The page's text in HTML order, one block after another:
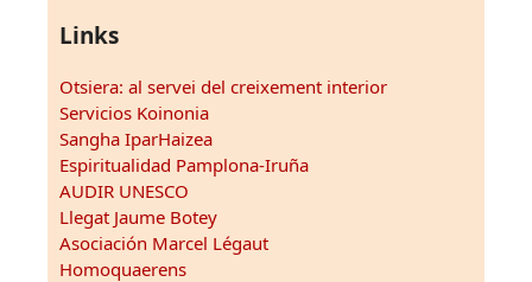
Links
Otsiera: al servei del creixement interior
Servicios Koinonia
Sangha IparHaizea
Espiritualidad Pamplona-Iruña
AUDIR UNESCO
Llegat Jaume Botey
Asociación Marcel Légaut
Homoquaerens